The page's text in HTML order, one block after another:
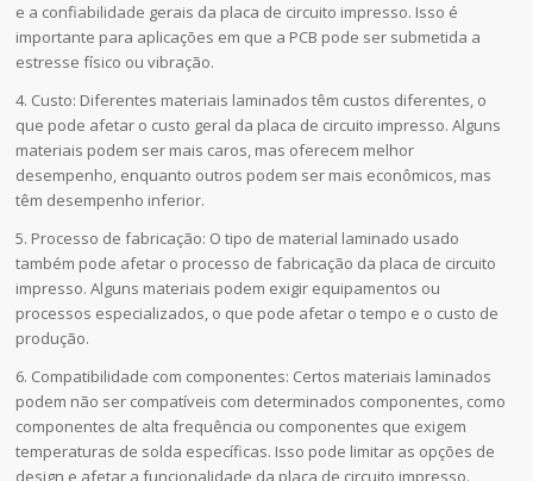
e a confiabilidade gerais da placa de circuito impresso. Isso é
importante para aplicações em que a PCB pode ser submetida a
estresse físico ou vibração.
4. Custo: Diferentes materiais laminados têm custos diferentes, o
que pode afetar o custo geral da placa de circuito impresso. Alguns
materiais podem ser mais caros, mas oferecem melhor
desempenho, enquanto outros podem ser mais econômicos, mas
têm desempenho inferior.
5. Processo de fabricação: O tipo de material laminado usado
também pode afetar o processo de fabricação da placa de circuito
impresso. Alguns materiais podem exigir equipamentos ou
processos especializados, o que pode afetar o tempo e o custo de
produção.
6. Compatibilidade com componentes: Certos materiais laminados
podem não ser compatíveis com determinados componentes, como
componentes de alta frequência ou componentes que exigem
temperaturas de solda específicas. Isso pode limitar as opções de
design e afetar a funcionalidade da placa de circuito impresso.